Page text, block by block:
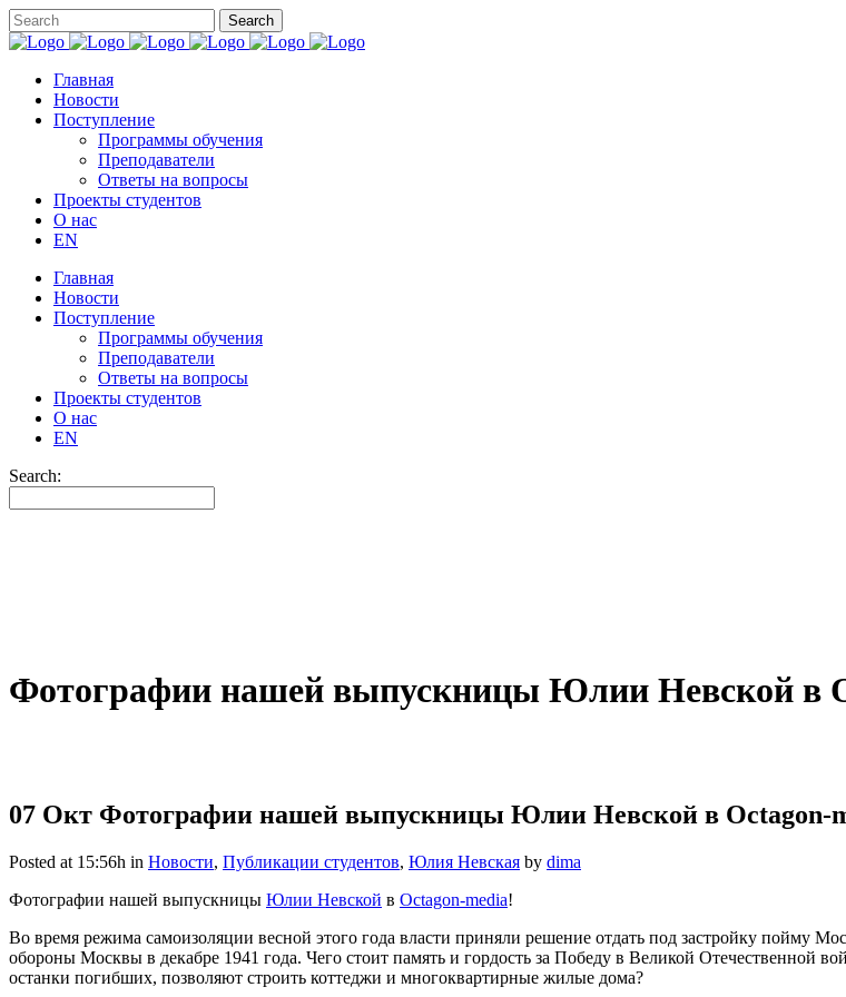
Главная
Новости
Поступление
Программы обучения
Преподаватели
Ответы на вопросы
Проекты студентов
О нас
EN
Главная
Новости
Поступление
Программы обучения
Преподаватели
Ответы на вопросы
Проекты студентов
О нас
EN
Search:
Фотографии нашей выпускницы Юлии Невской в
07 Окт Фотографии нашей выпускницы Юлии Невской в Octagon-
Posted at 15:56h in Новости, Публикации студентов, Юлия Невская by dima
Фотографии нашей выпускницы Юлии Невской в Octagon-media!
Во время режима самоизоляции весной этого года власти приняли решение отдать под застройку пойму
обороны Москвы в декабре 1941 года. Чего стоит память и гордость за Победу в Великой Отечественной
останки погибших, позволяют строить коттеджи и многоквартирные жилые дома?